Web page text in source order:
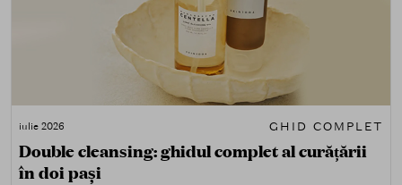
iulie 2026 GHID COMPLET
Double cleansing: ghidul complet al curățării
în doi pași